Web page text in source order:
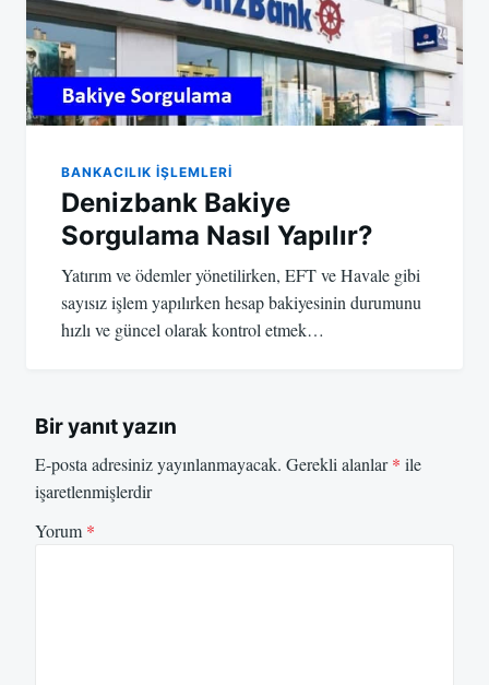
BANKACILIK IŞLEMLERI
Denizbank Bakiye
Sorgulama Nasıl Yapılır?
Yatırım ve ödemler yönetilirken, EFT ve Havale gibi
sayısız işlem yapılırken hesap bakiyesinin durumunu
hızlı ve güncel olarak kontrol etmek…
Bir yanıt yazın
E-posta adresiniz yayınlanmayacak. Gerekli alanlar* ile
işaretlenmişlerdir
Yorum *